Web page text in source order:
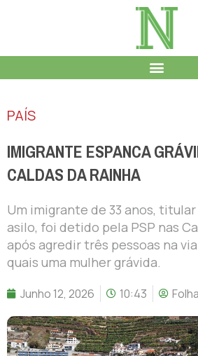
PAÍS
IMIGRANTE ESPANCA
CALDAS DA RAINHA
Um imigrante de 33 anos,
asilo, foi detido pela PSP nas
após agredir três pessoas na
quais uma mulher grávida.
Junho 12, 2026 10:43